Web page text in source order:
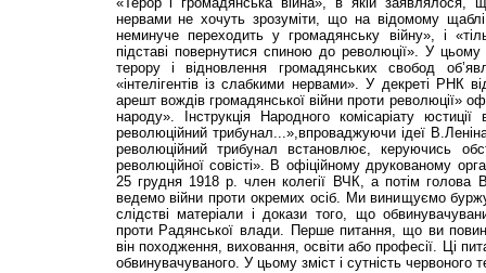
нервами не хочуть зрозуміти, що на відомому
неминуче переходить у громадянську війну», і
підставі повернутися спиною до революції». У
терору і відновлення громадянських свобод
«інтелігентів із слабкими нервами». У декреті РНК
арешт вождів громадянської війни проти революції»
народу». Інструкція Народного комісаріату
революційний трибунал...»,впроваджуючи ідеї
революційний трибунал встановлює, керуючись
революційної совісті». В офіційному друкованому
25 грудня 1918 р. член колегії ВЧК, а потім
ведемо війни проти окремих осіб. Ми винищуємо
слідстві матеріали і докази того, що
проти Радянської влади. Перше питання, що ви
він походження, виховання, освіти або професії. Ці
обвинувачуваного. У цьому зміст і сутність червоного